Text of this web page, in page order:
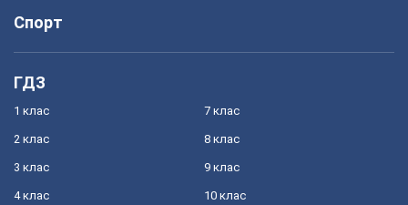
Спорт
ГДЗ
1 клас
2 клас
3 клас
4 клас
7 клас
8 клас
9 клас
10 клас